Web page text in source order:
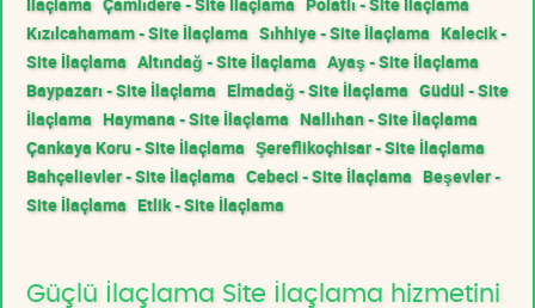
Kızılcahamam - Site İlaçlama Sıhhiye - Site İlaçlama Kalecik -
Site İlaçlama Altındağ - Site İlaçlama Ayaş - Site İlaçlama
Baypazarı - Site İlaçlama Elmadağ - Site İlaçlama Güdül - Site
İlaçlama Haymana - Site İlaçlama Nallıhan - Site İlaçlama
Çankaya Koru - Site İlaçlama Şereflikoçhisar - Site İlaçlama
Bahçelievler - Site İlaçlama Cebeci - Site İlaçlama Beşevler -
Site İlaçlama Etlik - Site İlaçlama
Güçlü İlaçlama Site İlaçlama hizmetini